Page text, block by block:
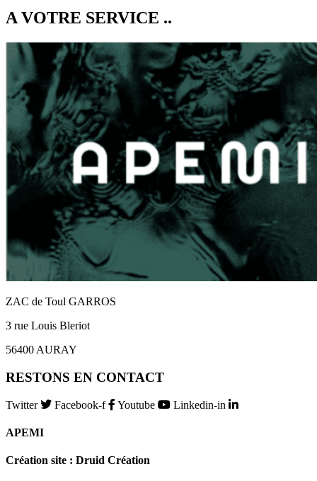
A VOTRE SERVICE ..
ZAC de Toul GARROS
3 rue Louis Bleriot
56400 AURAY
RESTONS EN CONTACT
Twitter Facebook-f Youtube Linkedin-in
APEMI
Création site : Druid Création